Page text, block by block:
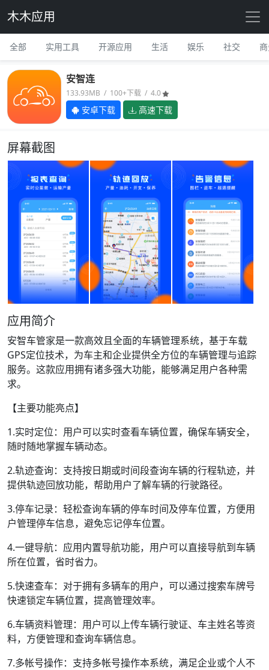
木木应用
全部 实用工具 开源应用 生活 娱乐 社交
安智连
133.93MB / 100+下载 / 4.0
安卓下载 高速下载
屏幕截图
应用简介
安智车管家是一款高效且全面的车辆管理系统，基于车载
GPS定位技术，为车主和企业提供全方位的车辆管理与追踪
服务。这款应用拥有诸多强大功能，能够满足用户各种需
求。
【主要功能亮点】
1.实时定位：用户可以实时查看车辆位置，确保车辆安全，
随时随地掌握车辆动态。
2.轨迹查询：支持按日期或时间段查询车辆的行程轨迹，并
提供轨迹回放功能，帮助用户了解车辆的行驶路径。
3.停车记录：轻松查询车辆的停车时间及停车位置，方便用
户管理停车信息，避免忘记停车位置。
4.一键导航：应用内置导航功能，用户可以直接导航到车辆
所在位置，省时省力。
5.快速查车：对于拥有多辆车的用户，可以通过搜索车牌号
快速锁定车辆位置，提高管理效率。
6.车辆资料管理：用户可以上传车辆行驶证、车主姓名等资
料，方便管理和查询车辆信息。
7.多帐号操作：支持多帐号操作本系统，满足企业或个人不